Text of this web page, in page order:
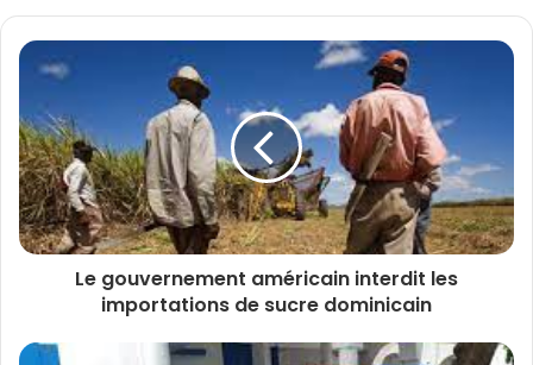
Le gouvernement américain interdit les
importations de sucre dominicain